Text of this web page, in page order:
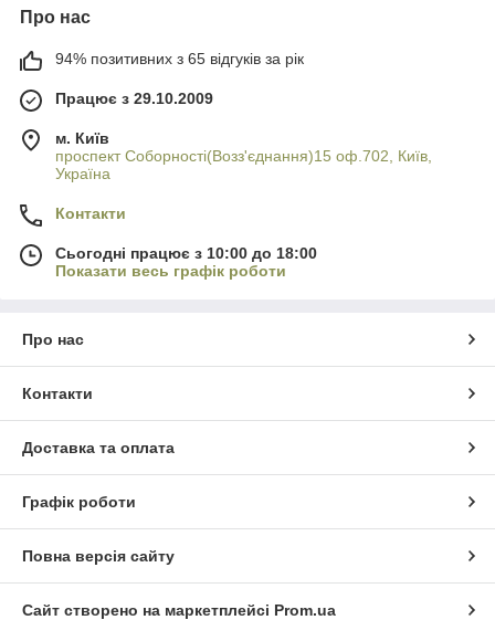
Про нас
94% позитивних з 65 відгуків за рік
Працює з 29.10.2009
м. Київ
проспект Соборності(Возз'єднання)15 оф.702, Київ,
Україна
Контакти
Сьогодні працює з 10:00 до 18:00
Показати весь графік роботи
Про нас
Контакти
Доставка та оплата
Графік роботи
Повна версія сайту
Сайт створено на маркетплейсі Prom.ua